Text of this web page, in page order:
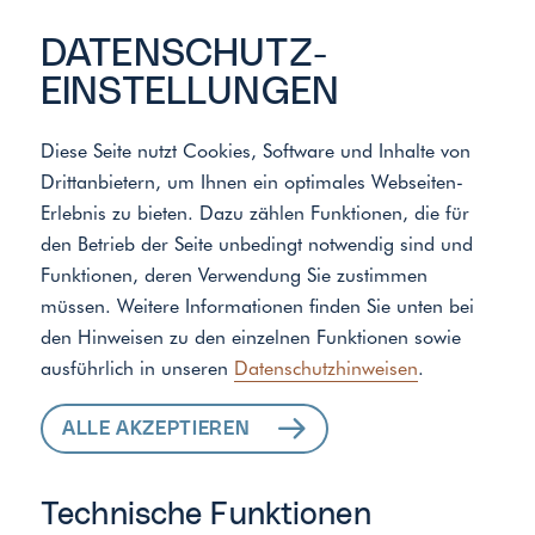
DATENSCHUTZ­
EINSTELLUNGEN
Diese Seite nutzt Cookies, Software und Inhalte von
Drittanbietern, um Ihnen ein optimales Webseiten-
Erlebnis zu bieten. Dazu zählen Funktionen, die für
den Betrieb der Seite unbedingt notwendig sind und
Funktionen, deren Verwendung Sie zustimmen
müssen. Weitere Informationen finden Sie unten bei
den Hinweisen zu den einzelnen Funktionen sowie
ausführlich in unseren Datenschutzhinweisen.
ALLE AKZEPTIEREN
Technische Funktionen